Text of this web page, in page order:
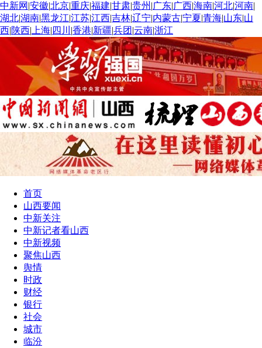
中新网 |安徽|北京|重庆|福建|甘肃|贵州 |广东|广西|海南|河北|河南|
湖北|湖南|黑龙江|江苏|江西|吉林|辽宁|内蒙古|宁夏|青海|山东|山
西|陕西| 上海| 四川 |香港|新疆|兵团 |云南|浙江
首页
山西要闻
中新关注
中新记者看山西
中新视频
聚焦山西
舆情
时政
财经
银行
社会
城市
临汾